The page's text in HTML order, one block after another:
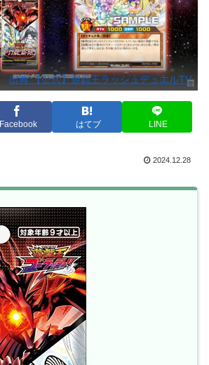
出典:【公式】遊戯王ラッシュデュエルTV
Facebook はてブ LINE
2024.12.28